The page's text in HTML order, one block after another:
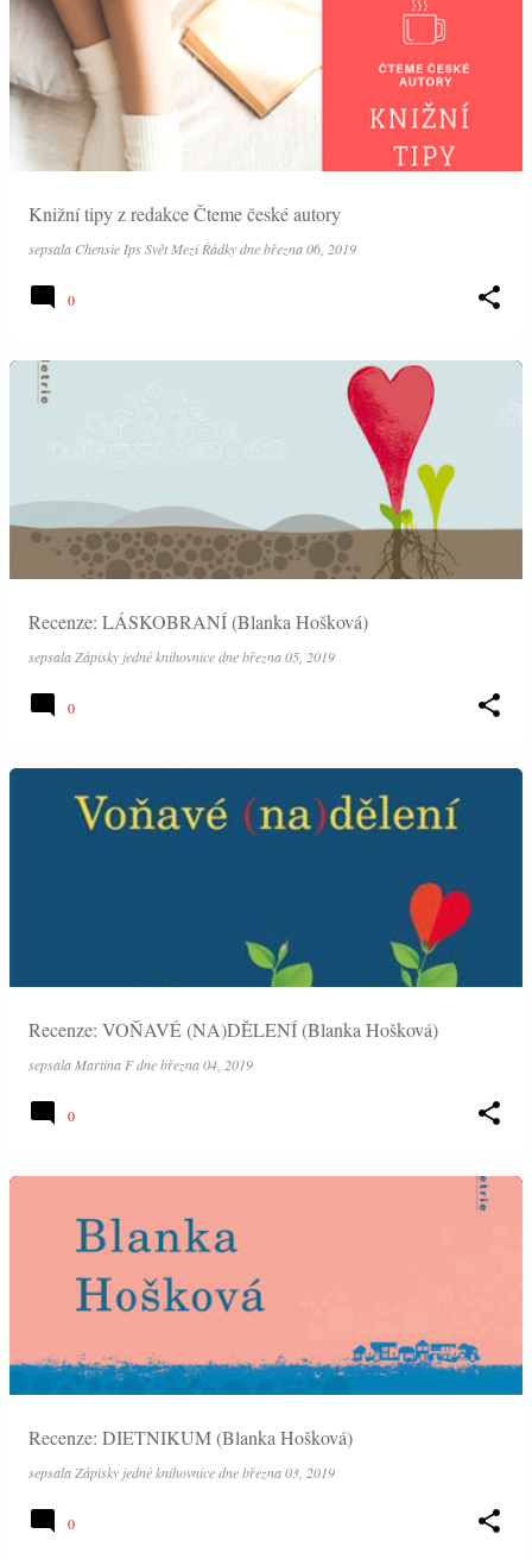
Knižní tipy z redakce Čteme české autory
sepsala Chensie Ips Svět Mezi Řádkydnebřezna 06, 2019
0
Recenze: LÁSKOBRANÍ (Blanka Hošková)
sepsala Zápisky jedné knihovnicednebřezna 05, 2019
0
Recenze: VOŇAVÉ (NA)DĚLENÍ (Blanka Hošková)
sepsala Martina Fdnebřezna 04, 2019
0
Recenze: DIETNIKUM (Blanka Hošková)
sepsala Zápisky jedné knihovnicednebřezna 03, 2019
0